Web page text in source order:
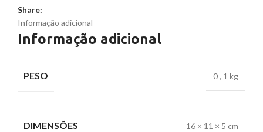
Share:
Informação adicional
Informação adicional
PESO 0, 1 kg
DIMENSÕES 16 × 11 × 5 cm